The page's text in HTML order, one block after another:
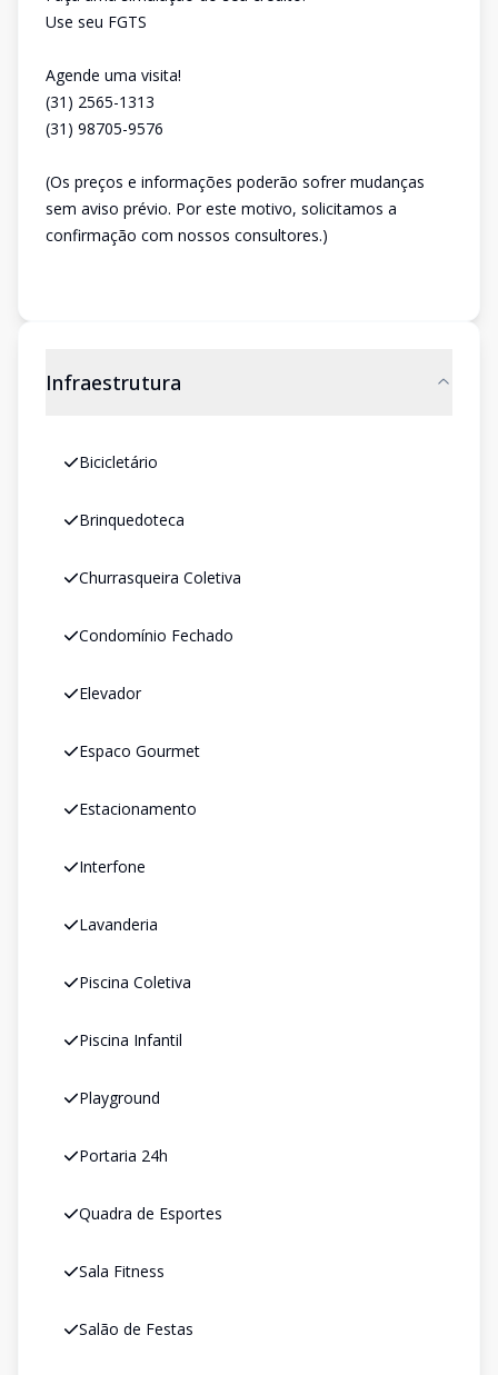
Use seu FGTS
Agende uma visita!
(31) 2565-1313
(31) 98705-9576
(Os preços e informações poderão sofrer mudanças
sem aviso prévio. Por este motivo, solicitamos a
confirmação com nossos consultores.)
Infraestrutura
Bicicletário
Brinquedoteca
Churrasqueira Coletiva
Condomínio Fechado
Elevador
Espaco Gourmet
Estacionamento
Interfone
Lavanderia
Piscina Coletiva
Piscina Infantil
Playground
Portaria 24h
Quadra de Esportes
Sala Fitness
Salão de Festas